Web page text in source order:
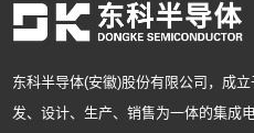
东科半导体(安徽)股份有限公司，成
发、设计、生产、销售为一体的集成